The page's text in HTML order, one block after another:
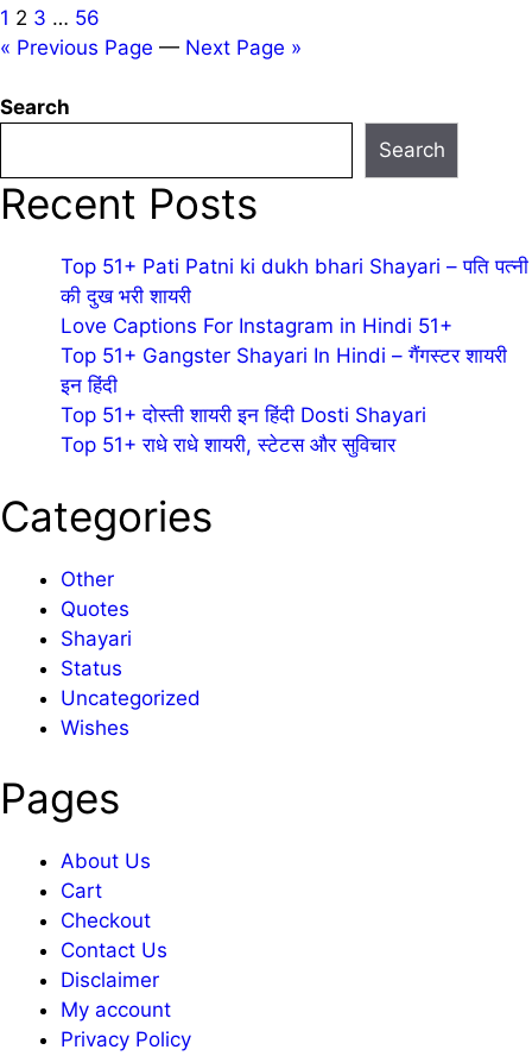
Posts
pagination
1 2 3 … 56
« Previous Page — Next Page »
Search
Search
Recent Posts
Top 51+ Pati Patni ki dukh bhari Shayari – पति पत्नी
की दुख भरी शायरी
Love Captions For Instagram in Hindi 51+
Top 51+ Gangster Shayari In Hindi – गैंगस्टर शायरी
इन हिंदी
Top 51+ दोस्ती शायरी इन हिंदी Dosti Shayari
Top 51+ राधे राधे शायरी, स्टेटस और सुविचार
Categories
Other
Quotes
Shayari
Status
Uncategorized
Wishes
Pages
About Us
Cart
Checkout
Contact Us
Disclaimer
My account
Privacy Policy